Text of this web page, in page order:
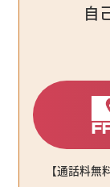
自
【通話料